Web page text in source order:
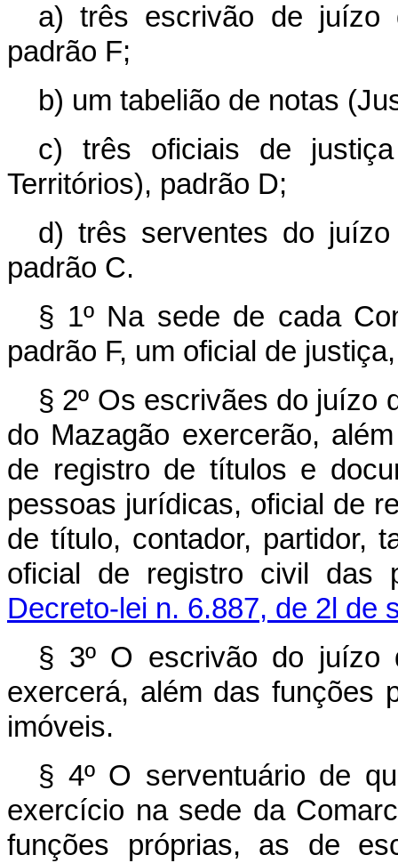
a) três escrivão de juízo
padrão F;
b) um tabelião de notas
c) três oficiais de
Territórios), padrão D;
d) três serventes do
padrão C.
§ 1º Na sede de cada
padrão F, um oficial de
§ 2º Os escrivães do juízo
do Mazagão exercerão,
de registro de títulos e
pessoas jurídicas, oficial de
de título, contador, partidor,
oficial de registro civil das
Decreto-lei n. 6.887, de 2l de
§ 3º O escrivão do juízo
exercerá, além das funções
imóveis.
§ 4º O serventuário de
exercício na sede da
funções próprias, as de